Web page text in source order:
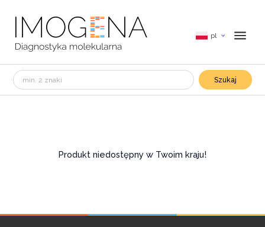
pl
Szukaj
Produkt niedostępny w Twoim kraju!